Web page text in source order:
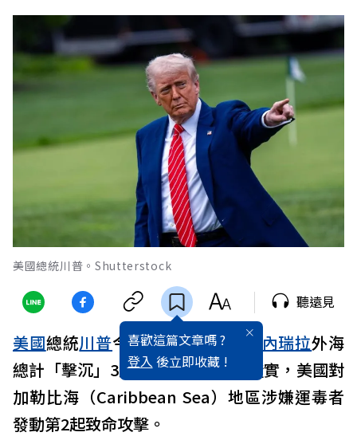
美國總統川普。Shutterstock
喜歡這篇文章嗎 ?
登入 後立即收藏 !
聽遠見
美國總統川普今天表示，美國在 委內瑞拉外海
總計「擊沉」3艘船。他在前一天證實，美國對
加勒比海（Caribbean Sea）地區涉嫌運毒者
發動第2起致命攻擊。